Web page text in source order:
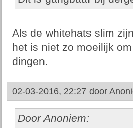
Als de whitehats slim
het is niet zo moeilijk
dingen.
02-03-2016, 22:27 door
Door Anoniem: